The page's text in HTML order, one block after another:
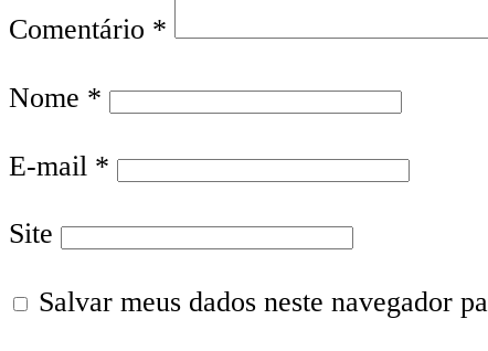
Comentário *
Nome *
E-mail *
Site
Salvar meus dados neste navegador